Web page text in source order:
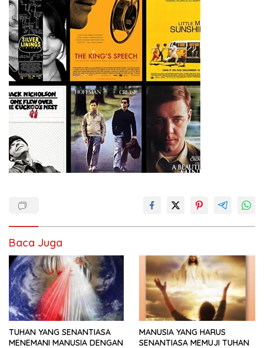
Baca Juga
TUHAN YANG SENANTIASA
MENEMANI MANUSIA DENGAN
MANUSIA YANG HARUS
SENANTIASA MEMUJI TUHAN